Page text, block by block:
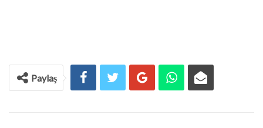
Paylaş